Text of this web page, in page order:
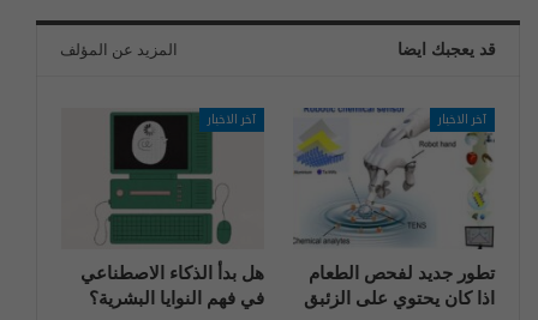
قد يعجبك ايضا المزيد عن المؤلف
آخر الاخبار
تطور جديد لفحص الطعام
اذا كان يحتوي على الزئبق
آخر الاخبار
هل بدأ الذكاء الاصطناعي
في فهم النوايا البشرية؟